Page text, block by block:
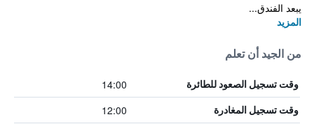
يبعد الفندق...
المزيد
من الجيد أن تعلم
وقت تسجيل الصعود للطائرة 14:00
وقت تسجيل المغادرة 12:00